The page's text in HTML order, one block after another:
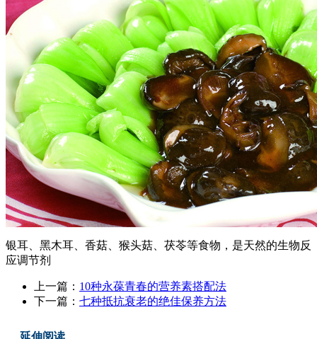
银耳、黑木耳、香菇、猴头菇、茯苓等食物，是天然的生物反
应调节剂
上一篇： 10种永葆青春的营养素搭配法
下一篇： 七种抵抗衰老的绝佳保养方法
延伸阅读